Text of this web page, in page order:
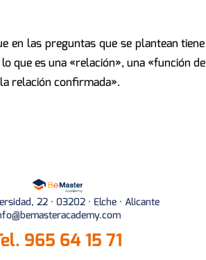
en las preguntas que se plantean tiene
que es una «relación», una «función de
relación confirmada».
22 · 03202 · Elche · Alicante
965 64 15 71